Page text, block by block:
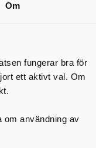
Om
fungerar bra för
ett aktivt val. Om
om användning av